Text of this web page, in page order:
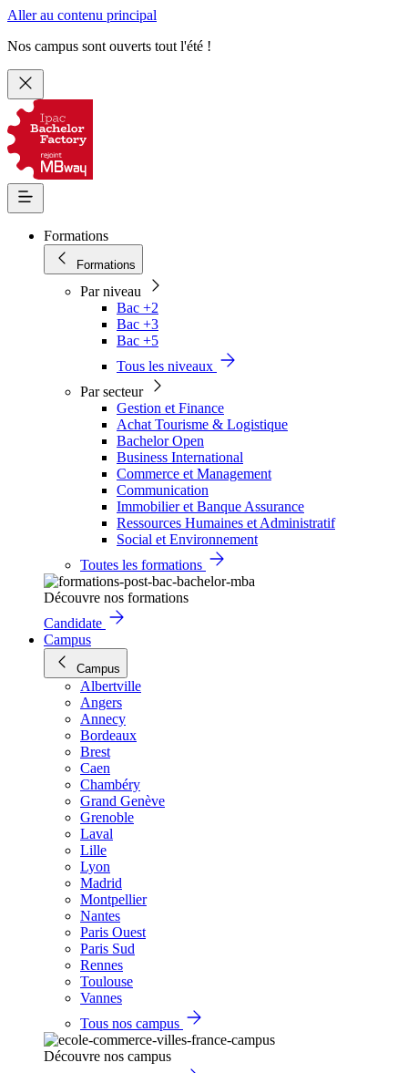
Aller au contenu principal
Nos campus sont ouverts tout l'été !
Formations
Formations
Par niveau
Bac +2
Bac +3
Bac +5
Tous les niveaux
Par secteur
Gestion et Finance
Achat Tourisme & Logistique
Bachelor Open
Business International
Commerce et Management
Communication
Immobilier et Banque Assurance
Ressources Humaines et Administratif
Social et Environnement
Toutes les formations
Découvre nos formations
Candidate
Campus
Campus
Albertville
Angers
Annecy
Bordeaux
Brest
Caen
Chambéry
Grand Genève
Grenoble
Laval
Lille
Lyon
Madrid
Montpellier
Nantes
Paris Ouest
Paris Sud
Rennes
Toulouse
Vannes
Tous nos campus
Découvre nos campus